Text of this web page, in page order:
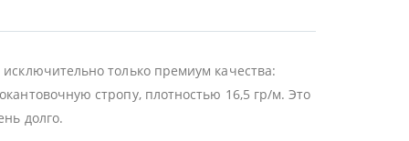
только премиум качества:
стропу, плотностью 16,5 гр/м. Это
долго.